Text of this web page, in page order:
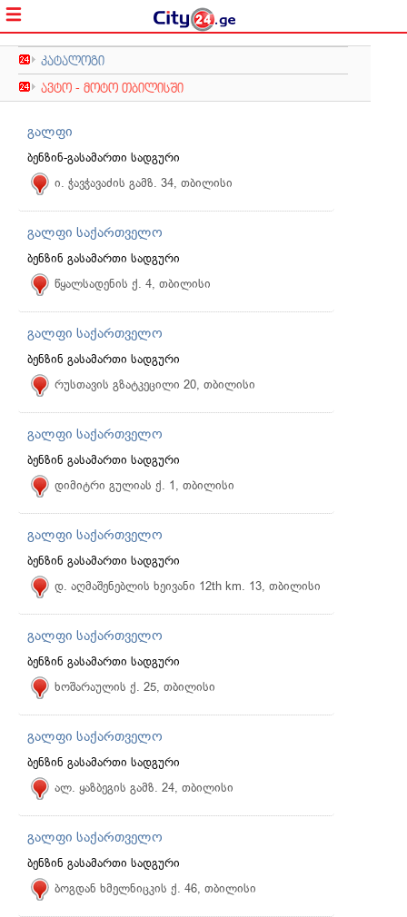
კატალოგი
ავტო - მოტო თბილისში
გალფი
ბენზინ-გასამართი სადგური
ი. ჭავჭავაძის გამზ. 34, თბილისი
გალფი საქართველო
ბენზინ გასამართი სადგური
წყალსადენის ქ. 4, თბილისი
გალფი საქართველო
ბენზინ გასამართი სადგური
რუსთავის გზატკეცილი 20, თბილისი
გალფი საქართველო
ბენზინ გასამართი სადგური
დიმიტრი გულიას ქ. 1, თბილისი
გალფი საქართველო
ბენზინ გასამართი სადგური
დ. აღმაშენებლის ხეივანი 12th km. 13, თბილისი
გალფი საქართველო
ბენზინ გასამართი სადგური
ხოშარაულის ქ. 25, თბილისი
გალფი საქართველო
ბენზინ გასამართი სადგური
ალ. ყაზბეგის გამზ. 24, თბილისი
გალფი საქართველო
ბენზინ გასამართი სადგური
ბოგდან ხმელნიცკის ქ. 46, თბილისი